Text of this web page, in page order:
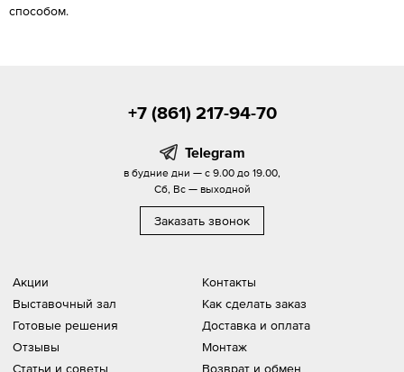
способом.
Акции
Выставочный зал
Готовые решения
Отзывы
Статьи и советы
Контакты
Как сделать заказ
Доставка и оплата
Монтаж
Возврат и обмен
+7 (861) 217-94-70
Telegram
в будние дни — с 9.00 до 19.00,
Сб, Вс — выходной
Заказать звонок